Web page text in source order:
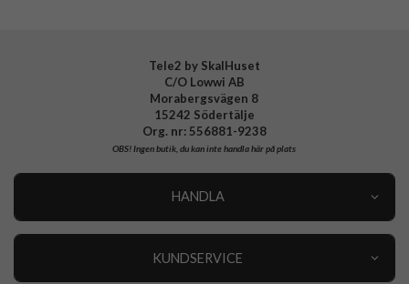
Tele2 by SkalHuset
C/O Lowwi AB
Morabergsvägen 8
15242 Södertälje
Org. nr: 556881-9238
OBS!Ingen butik, du kan inte handla här på plats
HANDLA
KUNDSERVICE